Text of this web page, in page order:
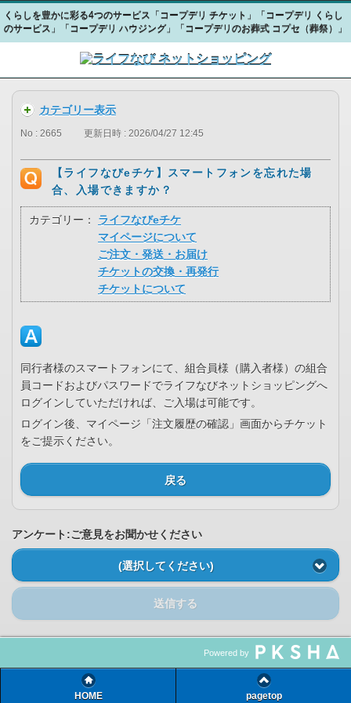
くらしを豊かに彩る4つのサービス「コープデリ チケット」「コープデリ くらし
のサービス」「コープデリ ハウジング」「コープデリのお葬式 コプセ（葬祭）」
カテゴリー表示
No : 2665 更新日時 : 2026/04/27 12:45
【ライフなびeチケ】スマートフォンを忘れた場
合、入場できますか？
カテゴリー：
ライフなびeチケ
マイページについて
ご注文・発送・お届け
チケットの交換・再発行
チケットについて
同行者様のスマートフォンにて、組合員様（購入者様）の組合
員コードおよびパスワードでライフなびネットショッピングへ
ログインしていただければ、ご入場は可能です。
ログイン後、マイページ「注文履歴の確認」画面からチケット
をご提示ください。
戻る
アンケート:ご意見をお聞かせください
(選択してください)
送信する
Powered by
HOME pagetop